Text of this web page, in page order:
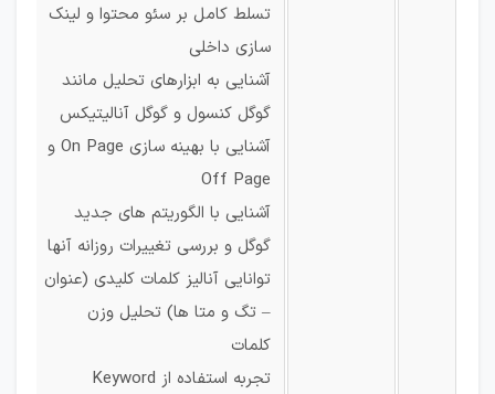
تسلط کامل بر سئو محتوا و لینک
سازی داخلی
آشنایی به ابزارهای تحلیل مانند
گوگل کنسول و گوگل آنالیتیکس
آشنایی با بهینه سازی On Page و
Off Page
آشنایی با الگوریتم های جدید
گوگل و بررسی تغییرات روزانه آنها
توانایی آنالیز کلمات کلیدی (عنوان
– تگ و متا ها) تحلیل وزن
کلمات
تجربه استفاده از Keyword